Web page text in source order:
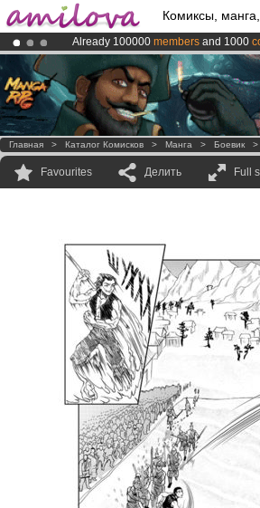
Комиксы,
Already 100000 members and 1000
Premium membership from3.95 euros
AmilovaKickstarter is now LIVE!.
Главная > Каталог Комисков > Манга > Боевик
Favourites Делить Full